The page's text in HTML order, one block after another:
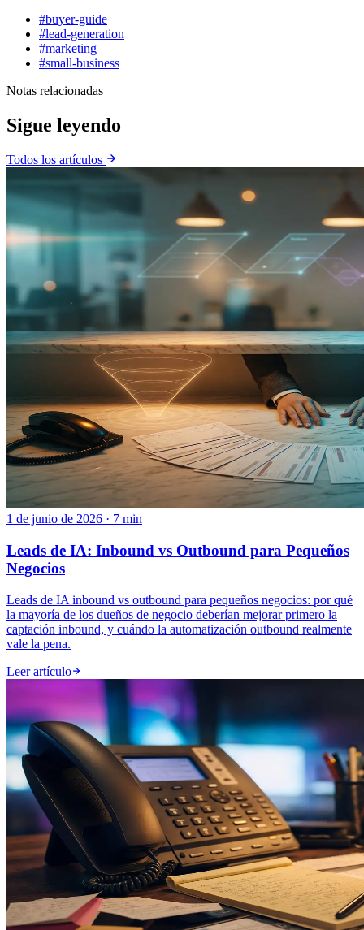
#buyer-guide
#lead-generation
#marketing
#small-business
Notas relacionadas
Sigue leyendo
Todos los artículos
1 de junio de 2026 · 7 min
Leads de IA: Inbound vs Outbound para Pequeños
Negocios
Leads de IA inbound vs outbound para pequeños negocios: por qué
la mayoría de los dueños de negocio deberían mejorar primero la
captación inbound, y cuándo la automatización outbound realmente
vale la pena.
Leer artículo